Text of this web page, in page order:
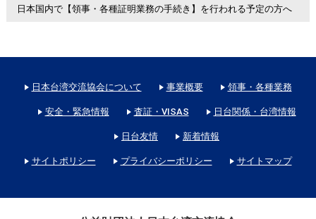
日本国内で【領事・各種証明業務の手続き】を行われる予定の方へ
日本台湾交流協会について 事業概要 領事・各種業務
安全・緊急情報 査証・VISAS 日台関係・台湾情報
日台友情 新着情報
サイトポリシー プライバシーポリシー サイトマップ